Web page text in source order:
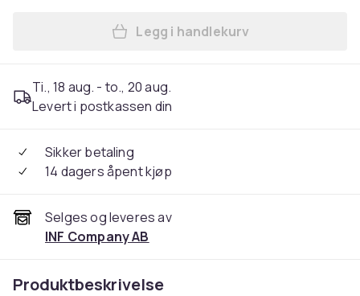
Legg Hundre prislapper
Legg i handlekurv
Ti., 18 aug. - to., 20 aug.
Levert i postkassen din
Sikker betaling
14 dagers åpent kjøp
Selges og leveres av
INF Company AB
Produktbeskrivelse